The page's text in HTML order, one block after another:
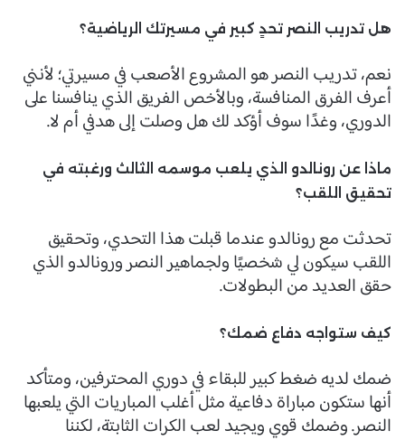
هل تدريب النصر تحدٍ كبير في مسيرتك الرياضية؟
نعم، تدريب النصر هو المشروع الأصعب في مسيرتي؛ لأنني
أعرف الفرق المنافسة، وبالأخص الفريق الذي ينافسنا على
الدوري، وغدًا سوف أؤكد لك هل وصلت إلى هدفي أم لا.
ماذا عن رونالدو الذي يلعب موسمه الثالث ورغبته في
تحقيق اللقب؟
تحدثت مع رونالدو عندما قبلت هذا التحدي، وتحقيق
اللقب سيكون لي شخصيًا ولجماهير النصر ورونالدو الذي
حقق العديد من البطولات.
كيف ستواجه دفاع ضمك؟
ضمك لديه ضغط كبير للبقاء في دوري المحترفين، ومتأكد
أنها ستكون مباراة دفاعية مثل أغلب المباريات التي يلعبها
النصر. وضمك قوي ويجيد لعب الكرات الثابتة، لكننا